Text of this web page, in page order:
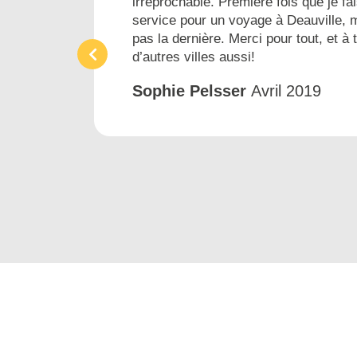
service pour un voyage à Deauville,
pas la dernière. Merci pour tout, et à
d’autres villes aussi!
Sophie Pelsser Avril 2019